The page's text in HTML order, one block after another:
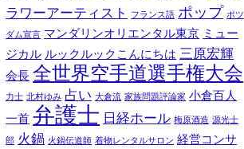
ラワーアーティスト
フランス語 ポップ ポツ
ダム宣言 マンダリンオリエンタル東京 ミュー
ジカル ルックルックこんにちは 三原宏輝
会長 全世界空手道選手権大会
力士 北村ゆみ 占い 大倉流 家族問題評論家 小倉百人
一首 弁護士 日経ホール 梅原酒造 源光士
郎 火鍋 火鍋伝道師 着物レンタルサロン 経営コンサ